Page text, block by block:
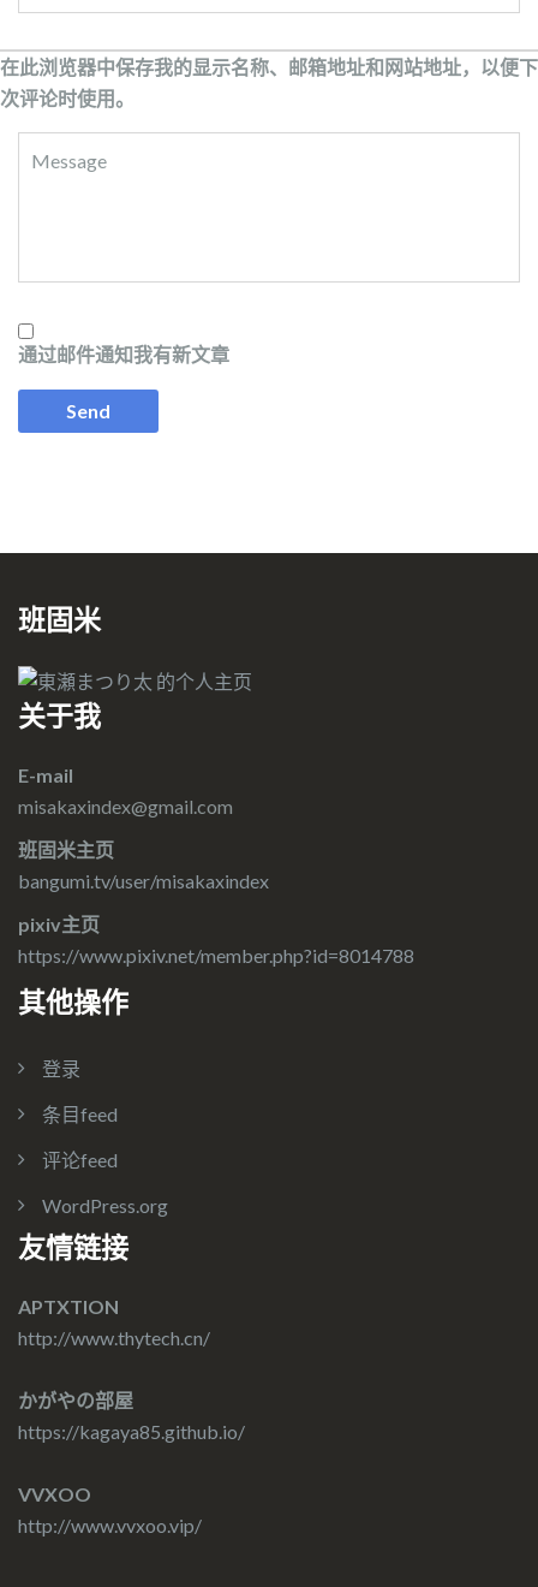
在此浏览器中保存我的显示名称、邮箱地址和网站地址，以便下
次评论时使用。
通过邮件通知我有新文章
班固米
关于我
E-mail
misakaxindex@gmail.com
班固米主页
bangumi.tv/user/misakaxindex
pixiv主页
https://www.pixiv.net/member.php?id=8014788
其他操作
登录
条目feed
评论feed
WordPress.org
友情链接
APTXTION
http://www.thytech.cn/
かがやの部屋
https://kagaya85.github.io/
VVXOO
http://www.vvxoo.vip/